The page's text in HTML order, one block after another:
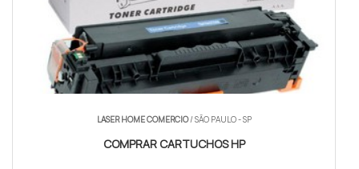
LASER HOME COMERCIO/ SÃO PAULO - SP
COMPRAR CARTUCHOS HP